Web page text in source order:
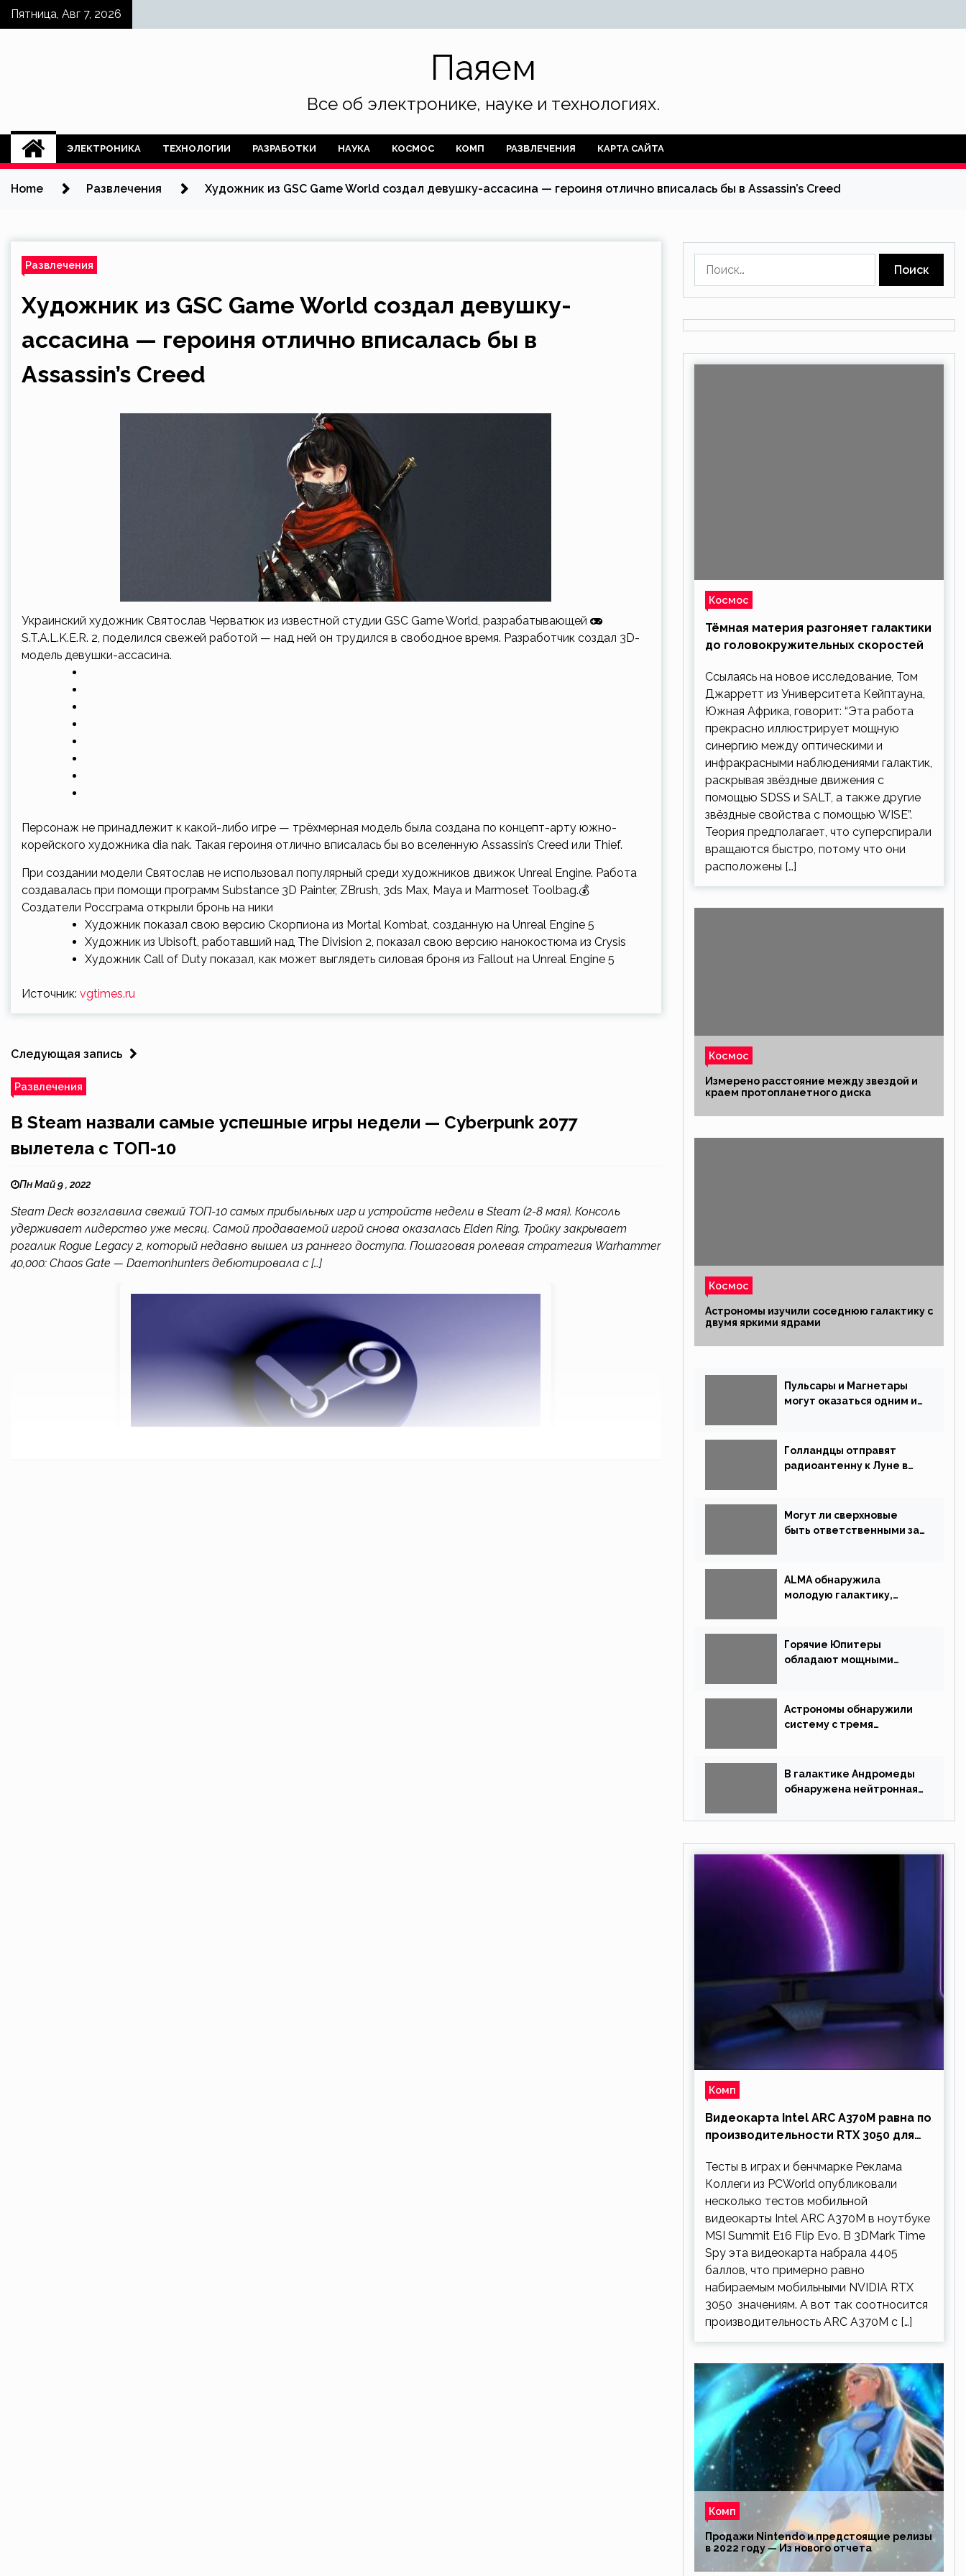
SkipПятница, Авг 7, 2026
Паяем
Все об электронике, науке и технологиях.
ЭЛЕКТРОНИКА ТЕХНОЛОГИИ РАЗРАБОТКИ НАУКА КОСМОС КОМП РАЗВЛЕЧЕНИЯ КАРТА САЙТА
Home Развлечения Художник из GSC Game World создал девушку-ассасина — героиня отлично вписалась бы в Assassin’s Creed
Развлечения
Художник из GSC Game World создал девушку-
ассасина — героиня отлично вписалась бы в
Assassin’s Creed
Украинский художник Святослав Черватюк из известной студии GSC Game World, разрабатывающей
S.T.A.L.K.E.R. 2, поделился свежей работой — над ней он трудился в свободное время. Разработчик создал 3D-
модель девушки-ассасина.
Персонаж не принадлежит к какой-либо игре — трёхмерная модель была создана по концепт-арту южно-
корейского художника dia nak. Такая героиня отлично вписалась бы во вселенную Assassin’s Creed или Thief.
При создании модели Святослав не использовал популярный среди художников движок Unreal Engine. Работа
создавалась при помощи программ Substance 3D Painter, ZBrush, 3ds Max, Maya и Marmoset Toolbag.💰
Создатели Россграма открыли бронь на ники
Художник показал свою версию Скорпиона из Mortal Kombat, созданную на Unreal Engine 5
Художник из Ubisoft, работавший над The Division 2, показал свою версию нанокостюма из Crysis
Художник Call of Duty показал, как может выглядеть силовая броня из Fallout на Unreal Engine 5
Источник: vgtimes.ru
Следующая запись
Развлечения
В Steam назвали самые успешные игры недели — Cyberpunk 2077
вылетела с ТОП-10
Пн Май 9 , 2022
Steam Deck возглавила свежий ТОП-10 самых прибыльных игр и устройств недели в Steam (2-8 мая). Консоль
удерживает лидерство уже месяц. Самой продаваемой игрой снова оказалась Elden Ring. Тройку закрывает
рогалик Rogue Legacy 2, который недавно вышел из раннего доступа. Пошаговая ролевая стратегия Warhammer
40,000: Chaos Gate — Daemonhunters дебютировала с […]
Космос
Тёмная материя разгоняет галактики
до головокружительных скоростей
Ссылаясь на новое исследование, Том
Джарретт из Университета Кейптауна,
Южная Африка, говорит: “Эта работа
прекрасно иллюстрирует мощную
синергию между оптическими и
инфракрасными наблюдениями галактик,
раскрывая звёздные движения с
помощью SDSS и SALT, а также другие
звёздные свойства с помощью WISE”.
Теория предполагает, что суперспирали
вращаются быстро, потому что они
расположены […]
Космос
Измерено расстояние между звездой и
краем протопланетного диска
Космос
Астрономы изучили соседнюю галактику с
двумя яркими ядрами
Пульсары и Магнетары
могут оказаться одним и
Голландцы отправят
радиоантенну к Луне в
Могут ли сверхновые
быть ответственными за
ALMA обнаружила
молодую галактику,
Горячие Юпитеры
обладают мощными
Астрономы обнаружили
систему с тремя
В галактике Андромеды
обнаружена нейтронная
Комп
Видеокарта Intel ARC A370M равна по
производительности RTX 3050 для
Тесты в играх и бенчмарке Реклама
Коллеги из PCWorld опубликовали
несколько тестов мобильной
видеокарты Intel ARC A370M в ноутбуке
MSI Summit E16 Flip Evo. В 3DMark Time
Spy эта видеокарта набрала 4405
баллов, что примерно равно
набираемым мобильными NVIDIA RTX
3050 значениям. А вот так соотносится
производительность ARC A370M с […]
Комп
Продажи Nintendo и предстоящие релизы
в 2022 году — Из нового отчета